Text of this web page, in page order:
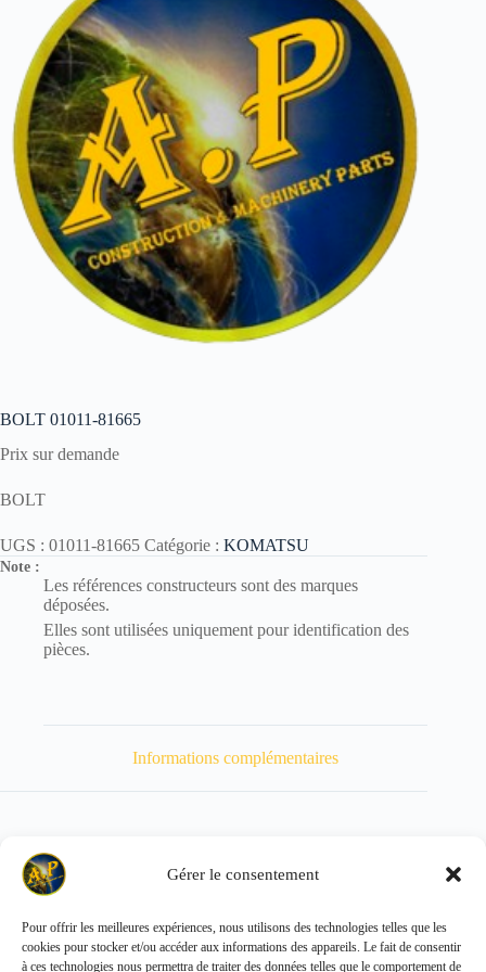
Gérer le consentement
Pour offrir les meilleures expériences, nous utilisons des technologies telles que les
cookies pour stocker et/ou accéder aux informations des appareils. Le fait de consentir
à ces technologies nous permettra de traiter des données telles que le comportement de
BOLT 01011-81665
Prix sur demande
BOLT
UGS : 01011-81665 Catégorie : KOMATSU
Note :
Les références constructeurs sont des marques
déposées.
Elles sont utilisées uniquement pour identification des
pièces.
Informations complémentaires
Poids 297 kg
Copyright © 2026 - ALL PARTS FRANCE SAS